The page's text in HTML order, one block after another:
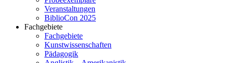
Veranstaltungen
BiblioCon 2025
Fachgebiete
Fachgebiete
Kunstwissenschaften
Pädagogik